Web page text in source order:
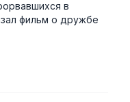
в
фильм о дружбе